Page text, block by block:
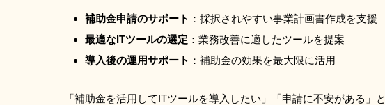
補助金申請のサポート ：採択されやすい事業計画書作成を支援
最適なITツールの選定 ：業務改善に適したツールを提案
導入後の運用サポート ：補助金の効果を最大限に活用
「補助金を活用してITツールを導入したい」「申請に不安がある」